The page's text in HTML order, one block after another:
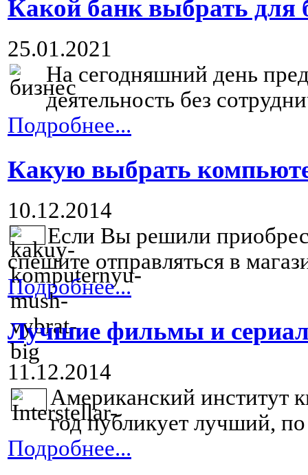
Какой банк выбрать для
25.01.2021
На сегодняшний день
деятельность без
Подробнее...
Какую выбрать
10.12.2014
Если Вы решили
спешите отправляться в
Подробнее...
Лучшие фильмы и
11.12.2014
Американский институт
год публикует лучший,
Подробнее...